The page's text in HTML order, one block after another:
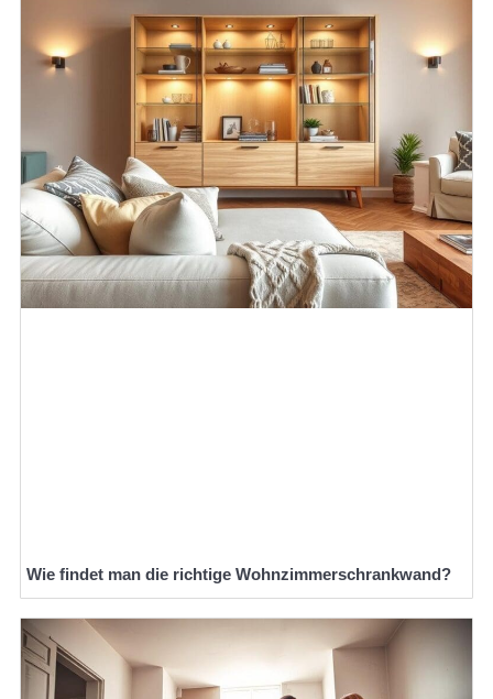
Wie findet man die richtige Wohnzimmerschrankwand?